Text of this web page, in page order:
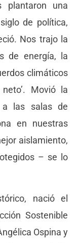
plantaron una
de política,
Nos trajo la
de energía, la
climáticos
Movió la
a las salas de
en nuestras
aislamiento,
– se lo
nació el
Sostenible
Ospina y